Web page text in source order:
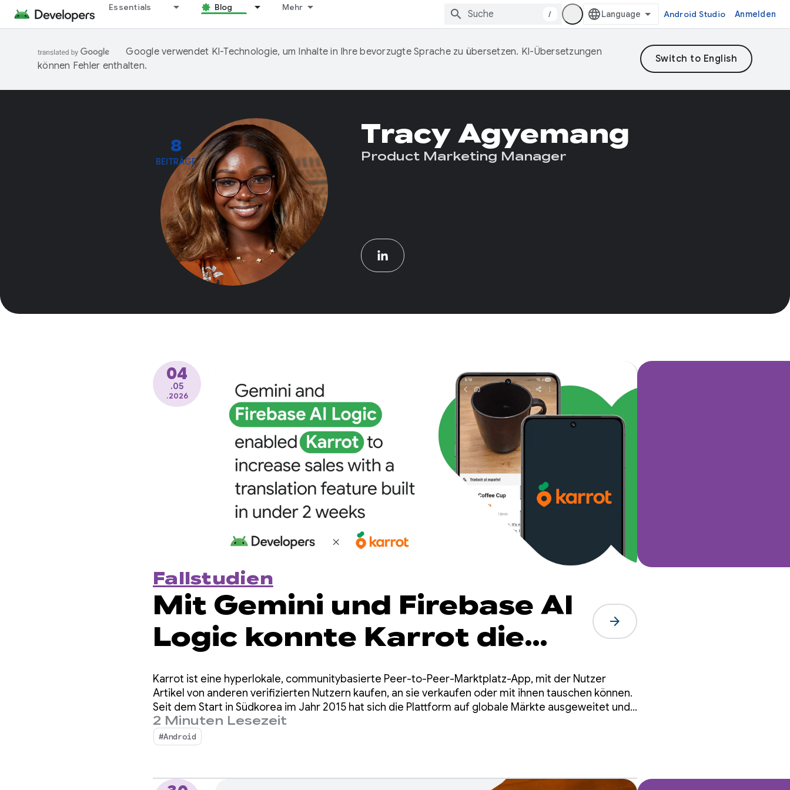
Essentials Blog Mehr
/ Android Studio Anmelden
Google verwendet KI-Technologie, um Inhalte in Ihre bevorzugte Sprache zu übersetzen. KI-Übersetzungen
können Fehler enthalten.
8
BEITRÄGE
Tracy Agyemang
Product Marketing Manager
04
.05
.2026
Fallstudien
Mit Gemini und Firebase AI
Logic konnte Karrot die
Umsätze mit einer
Übersetzungsfunktion
steigern, die in weniger als
arrow_forward
Karrot ist eine hyperlokale, communitybasierte Peer-to-Peer-Marktplatz-App, mit der Nutzer
Artikel von anderen verifizierten Nutzern kaufen, an sie verkaufen oder mit ihnen tauschen können.
Seit dem Start in Südkorea im Jahr 2015 hat sich die Plattform auf globale Märkte ausgeweitet und
über 43 Millionen registrierte Nutzer gewonnen.
2 Minuten Lesezeit
#Android